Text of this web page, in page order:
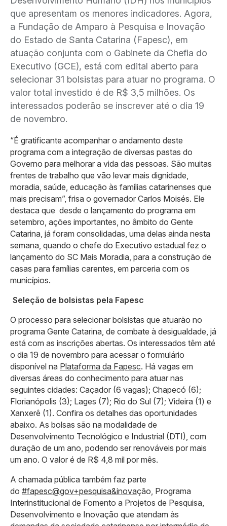
que apresentam os menores indicadores. Agora,
a Fundação de Amparo à Pesquisa e Inovação
do Estado de Santa Catarina (Fapesc), em
atuação conjunta com o Gabinete da Chefia do
Executivo (GCE), está com edital aberto para
selecionar 31 bolsistas para atuar no programa. O
valor total investido é de R$ 3,5 milhões. Os
interessados poderão se inscrever até o dia 19
de novembro.
“É gratificante acompanhar o andamento deste
programa com a integração de diversas pastas do
Governo para melhorar a vida das pessoas. São muitas
frentes de trabalho que vão levar mais dignidade,
moradia, saúde, educação às famílias catarinenses que
mais precisam”, frisa o governador Carlos Moisés. Ele
destaca que desde o lançamento do programa em
setembro, ações importantes, no âmbito do Gente
Catarina, já foram consolidadas, uma delas ainda nesta
semana, quando o chefe do Executivo estadual fez o
lançamento do SC Mais Moradia, para a construção de
casas para famílias carentes, em parceria com os
municípios.
Seleção de bolsistas pela Fapesc
O processo para selecionar bolsistas que atuarão no
programa Gente Catarina, de combate à desigualdade, já
está com as inscrições abertas. Os interessados têm até
o dia 19 de novembro para acessar o formulário
disponível na Plataforma da Fapesc. Há vagas em
diversas áreas do conhecimento para atuar nas
seguintes cidades: Caçador (6 vagas); Chapecó (6);
Florianópolis (3); Lages (7); Rio do Sul (7); Videira (1) e
Xanxerê (1). Confira os detalhes das oportunidades
abaixo. As bolsas são na modalidade de
Desenvolvimento Tecnológico e Industrial (DTI), com
duração de um ano, podendo ser renováveis por mais
um ano. O valor é de R$ 4,8 mil por mês.
A chamada pública também faz parte
do #fapesc@gov+pesquisa&inovação, Programa
Interinstitucional de Fomento a Projetos de Pesquisa,
Desenvolvimento e Inovação que atendam às